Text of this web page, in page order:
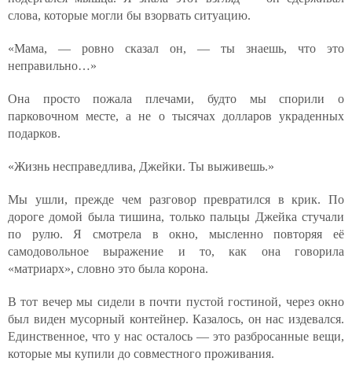
слова, которые могли бы взорвать ситуацию.
«Мама, — ровно сказал он, — ты знаешь, что это
неправильно…»
Она просто пожала плечами, будто мы спорили о
парковочном месте, а не о тысячах долларов украденных
подарков.
«Жизнь несправедлива, Джейки. Ты выживешь.»
Мы ушли, прежде чем разговор превратился в крик. По
дороге домой была тишина, только пальцы Джейка стучали
по рулю. Я смотрела в окно, мысленно повторяя её
самодовольное выражение и то, как она говорила
«матриарх», словно это была корона.
В тот вечер мы сидели в почти пустой гостиной, через окно
был виден мусорный контейнер. Казалось, он нас издевался.
Единственное, что у нас осталось — это разбросанные вещи,
которые мы купили до совместного проживания.